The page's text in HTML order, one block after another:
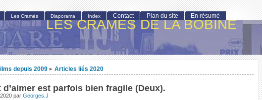
LES CRAMÉS DE LA BOBINE
depuis 2009 > Articles liés 2020
est parfois bien fragile (Deux).
par Georges.J
Les Cramés Diaporama Index Contact Plan du site En résumé